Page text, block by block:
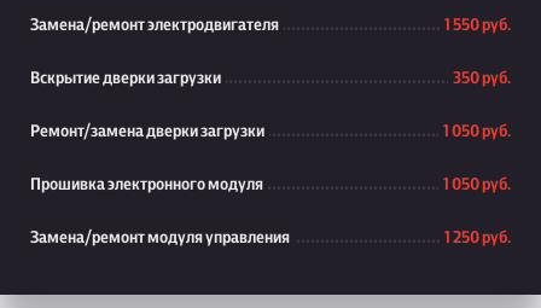
Замена/ремонт электродвигателя 1 550 руб.
Вскрытие дверки загрузки 350 руб.
Ремонт/замена дверки загрузки 1 050 руб.
Прошивка электронного модуля 1 050 руб.
Замена/ремонт модуля управления 1 250 руб.